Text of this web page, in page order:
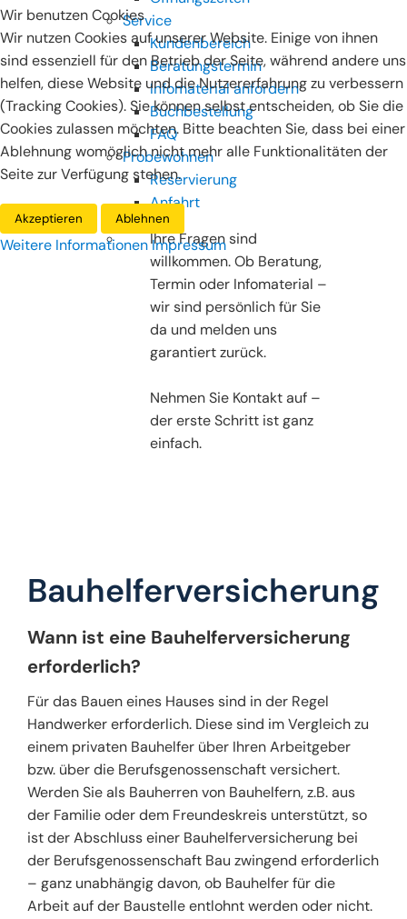
Service
Kundenbereich
Beratungstermin
Infomaterial anfordern
Buchbestellung
FAQ
Probewohnen
Reservierung
Anfahrt
Ihre Fragen sind
willkommen. Ob Beratung,
Termin oder Infomaterial –
wir sind persönlich für Sie
da und melden uns
garantiert zurück.
Nehmen Sie Kontakt auf –
der erste Schritt ist ganz
einfach.
Bauhelferversicherung
Wann ist eine Bauhelferversicherung
erforderlich?
Für das Bauen eines Hauses sind in der Regel
Handwerker erforderlich. Diese sind im Vergleich zu
einem privaten Bauhelfer über Ihren Arbeitgeber
bzw. über die Berufsgenossenschaft versichert.
Werden Sie als Bauherren von Bauhelfern, z.B. aus
der Familie oder dem Freundeskreis unterstützt, so
ist der Abschluss einer Bauhelferversicherung bei
der Berufsgenossenschaft Bau zwingend erforderlich
– ganz unabhängig davon, ob Bauhelfer für die
Arbeit auf der Baustelle entlohnt werden oder nicht.
Wir benutzen Cookies
Wir nutzen Cookies auf unserer Website. Einige von ihnen
sind essenziell für den Betrieb der Seite, während andere uns
helfen, diese Website und die Nutzererfahrung zu verbessern
(Tracking Cookies). Sie können selbst entscheiden, ob Sie die
Cookies zulassen möchten. Bitte beachten Sie, dass bei einer
Ablehnung womöglich nicht mehr alle Funktionalitäten der
Seite zur Verfügung stehen.
Akzeptieren Ablehnen
Weitere InformationenImpressum